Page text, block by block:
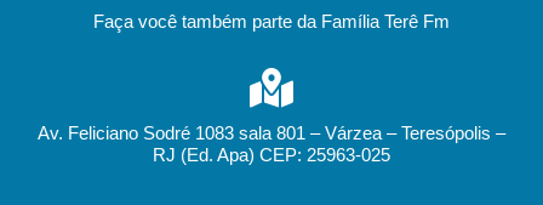
Faça você também parte da Família Terê Fm
Av. Feliciano Sodré 1083 sala 801 – Várzea – Teresópolis –
RJ (Ed. Apa) CEP: 25963-025